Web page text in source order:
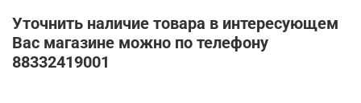
Уточнить наличие товара в интересующем
Вас магазине можно по телефону
88332419001